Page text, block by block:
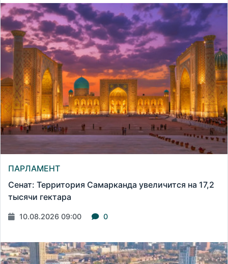
ПАРЛАМЕНТ
Сенат: Территория Самарканда увеличится на 17,2
тысячи гектара
10.08.2026 09:00 0